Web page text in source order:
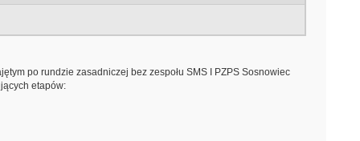
po rundzie zasadniczej bez zespołu SMS I PZPS Sosnowiec
etapów: